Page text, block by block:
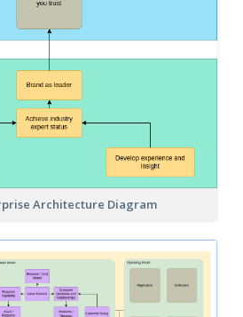
Architecture Diagram